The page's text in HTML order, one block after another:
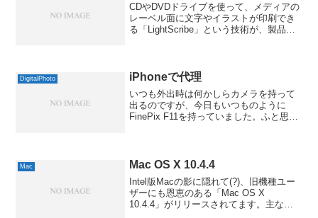
CDやDVDドライブを使って、メディアの
レーベル面に文字やイラストが印刷でき
る「LightScribe」という技術が、製品化
DigitalPhoto iPhoneで代理
いつも外出時は何かしらカメラを持って
出るのですが、今日もいつものように
FinePix F11を持っていました。ふと思い
こ...
Mac Mac OS X 10.4.4
Intel版Macの影に隠れて(?)、旧機種ユー
ザーにも恩恵のある「Mac OS X
10.4.4」がリリースされてます。主な修